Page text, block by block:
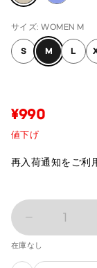
サイズ: WOMEN M
S M L
¥990
値下げ
再入荷通知をご利
1
在庫なし